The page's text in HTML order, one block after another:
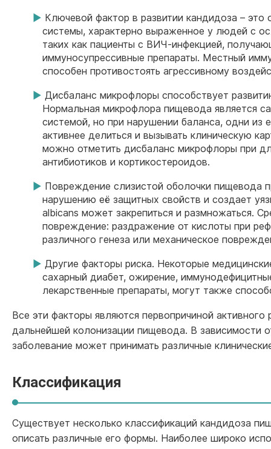
Ключевой фактор в развитии кандидоза – это
системы, характерно выраженное у людей с
таких как пациенты с ВИЧ-инфекцией,
иммуносупрессивные препараты. Местный
способен противостоять агрессивному
Дисбаланс микрофлоры способствует
Нормальная микрофлора пищевода является
системой, но при нарушении баланса, одни из
активнее делиться и вызывать клиническую
можно отметить дисбаланс микрофлоры при
антибиотиков и кортикостероидов.
Повреждение слизистой оболочки пищевода
нарушению её защитных свойств и создает
albicans может закрепиться и размножаться.
повреждение: раздражение от кислоты при
различного генеза или механическое
Другие факторы риска. Некоторые
сахарный диабет, ожирение,
лекарственные препараты, могут также
Все эти факторы являются первопричиной
дальнейшей колонизации пищевода. В зависимости
заболевание может принимать различные
Классификация
Существует несколько классификаций кандидоза
описать различные его формы. Наиболее широко